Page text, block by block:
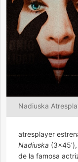
Nadiuska
atresplayer
Nadiuska
de la famosa